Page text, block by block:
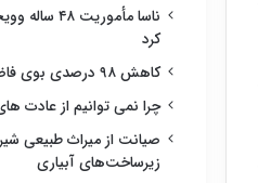
کرد
کاهش ۹۸ درصدی بوی فاضلاب با نانوفیلتر ایرانی
چرا نمی توانیم از عادت
صیانت از میراث طبیعی
زیرساخت‌های آبیاری